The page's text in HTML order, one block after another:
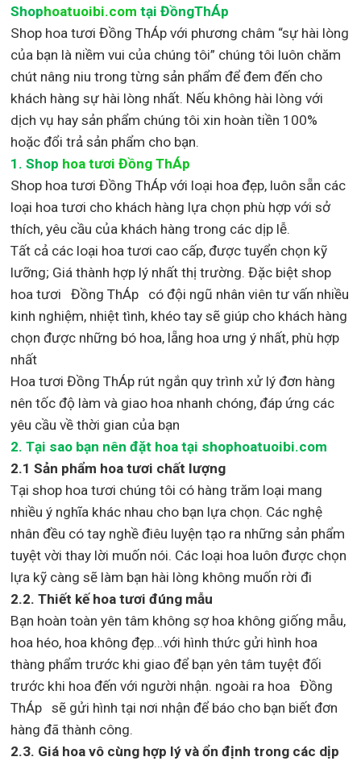
Shophoatuoibi.com tại ĐồngThÁp
Shop hoa tươi Đồng ThÁp với phương châm “sự hài lòng
của bạn là niềm vui của chúng tôi” chúng tôi luôn chăm
chút nâng niu trong từng sản phẩm để đem đến cho
khách hàng sự hài lòng nhất. Nếu không hài lòng với
dịch vụ hay sản phẩm chúng tôi xin hoàn tiền 100%
hoặc đổi trả sản phẩm cho bạn.
1.Shop hoa tươi Đồng ThÁp
Shop hoa tươi Đồng ThÁp với loại hoa đẹp, luôn sẵn các
loại hoa tươi cho khách hàng lựa chọn phù hợp với sở
thích, yêu cầu của khách hàng trong các dịp lễ.
Tất cả các loại hoa tươi cao cấp, được tuyển chọn kỹ
lưỡng; Giá thành hợp lý nhất thị trường. Đặc biệt shop
hoa tươi Đồng ThÁp
có đội ngũ nhân viên tư vấn nhiều
kinh nghiệm, nhiệt tình, khéo tay sẽ giúp cho khách hàng
chọn được những bó hoa, lẵng hoa ưng ý nhất, phù hợp
nhất
Hoa tươi Đồng ThÁp rút ngắn quy trình xử lý đơn hàng
nên tốc độ làm và giao hoa nhanh chóng, đáp ứng các
yêu cầu về thời gian của bạn
2. Tại sao bạn nên đặt hoa tại shophoatuoibi.com
2.1 Sản phẩm hoa tươi chất lượng
Tại shop hoa tươi chúng tôi có hàng trăm loại mang
nhiều ý nghĩa khác nhau cho bạn lựa chọn. Các nghệ
nhân đều có tay nghề điêu luyện tạo ra những sản phẩm
tuyệt vời thay lời muốn nói. Các loại hoa luôn được chọn
lựa kỹ càng sẽ làm bạn hài lòng không muốn rời đi
2.2. Thiết kế hoa tươi đúng mẫu
Bạn hoàn toàn yên tâm không sợ hoa không giống mẫu,
hoa héo, hoa không đẹp…với hình thức gửi hình hoa
thàng phẩm trước khi giao để bạn yên tâm tuyệt đối
trước khi hoa đến với người nhận. ngoài ra hoa Đồng
ThÁp sẽ gửi hình tại nơi nhận để báo cho bạn biết đơn
hàng đã thành công.
2.3. Giá hoa vô cùng hợp lý và ổn định trong các dịp